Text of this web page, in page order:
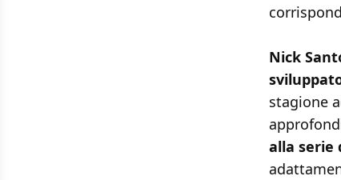
Nick
stagione
alla serie